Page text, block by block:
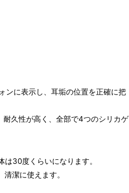
ンに表示し、耳垢の位置を正確に把
久性が高く、全部で4つのシリカゲ
30度くらいになります。
潔に使えます。